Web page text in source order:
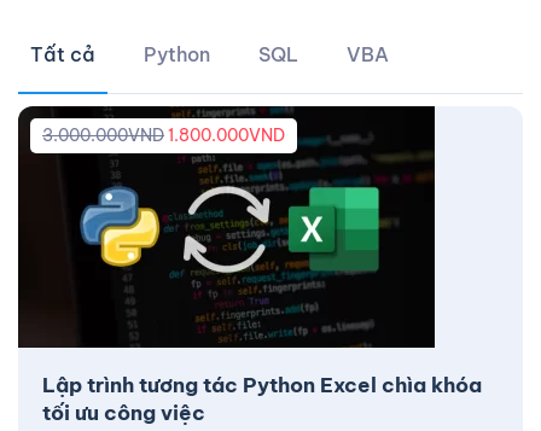
Tất cả Python SQL VBA
Lập trình tương tác Python Excel chìa khóa
tối ưu công việc
3.000.000VND1.800.000VND